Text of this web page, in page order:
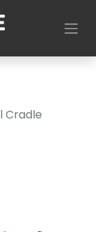
Cradle